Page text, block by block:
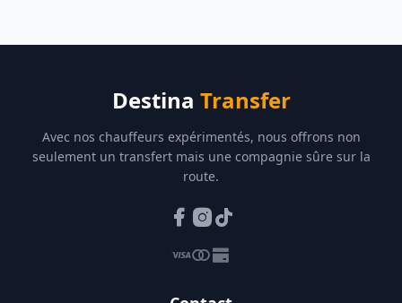
Destina Transfer
Avec nos chauffeurs expérimentés, nous offrons non
seulement un transfert mais une compagnie sûre sur la
route.